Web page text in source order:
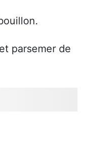
parsemer de